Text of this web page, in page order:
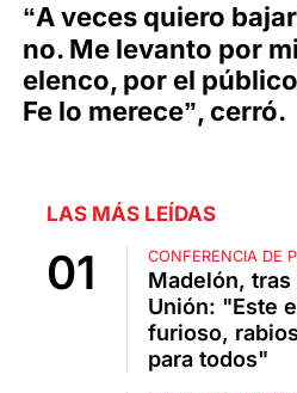
“A veces quiero
no. Me levanto por
elenco, por el
Fe lo merece”, cerró.
LAS MÁS LEÍDAS
CONFERENCIA DE
Madelón,
Unión: "Este
furioso,
para todos"